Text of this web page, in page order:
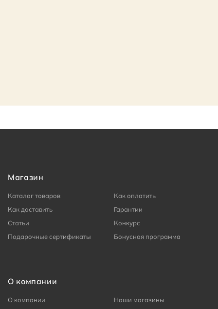
Магазин
Каталог товаров
Как оплатить
Как доставить
Гарантии
Статьи
Конкурс
Подарочные сертификаты
Бонусная программа
О компании
О компании
Наши магазины